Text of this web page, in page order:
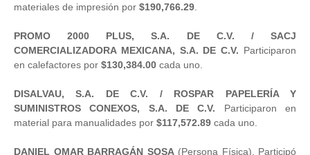
materiales de impresión por $190,766.29
PROMO 2000 PLUS, S.A. DE C.V. / SACJ
COMERCIALIZADORA MEXICANA, S.A. DE C.V. Participaron
en calefactores por $130,384.00 cada uno.
DISALVAU, S.A. DE C.V. / ROSPAR PAPELERÍA Y
SUMINISTROS CONEXOS, S.A. DE C.V. Participaron en
material para manualidades por $117,572.89 cada uno.
DANIEL OMAR BARRAGÁN SOSA(Persona Física). Participó